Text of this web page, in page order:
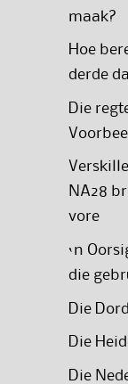
maak?
Hoe
derde
Die
NA28
vore
‘n
die
Die
Die
Die